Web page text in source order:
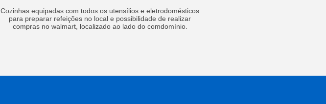
Cozinhas equipadas com todos os utensílios e eletrodomésticos
para preparar refeições no local e possibilidade de realizar
compras no walmart, localizado ao lado do comdomínio.